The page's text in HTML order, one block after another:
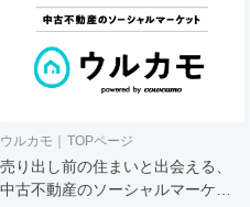
ウルカモ｜TOPページ
売り出し前の住まいと出会える、
中古不動産のソーシャルマーケッ